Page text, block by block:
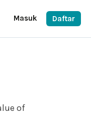
Masuk Daftar
of